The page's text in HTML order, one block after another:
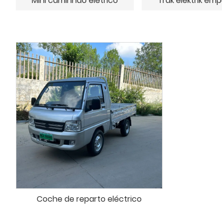
Coche de reparto eléctrico